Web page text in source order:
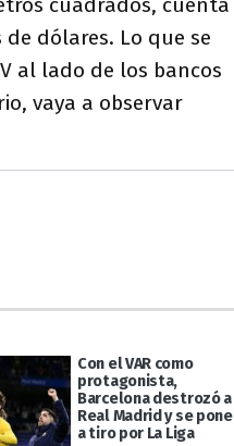
dólares. Lo que se
al lado de los bancos
vaya a observar
Con el VAR como
protagonista,
Barcelona destrozó a
Real Madrid y se pone
a tiro por La Liga